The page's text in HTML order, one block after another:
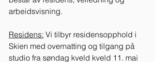
arbeidsvisning.
Residens: Vi tilbyr residensopphold i
Skien med overnatting og tilgang på
studio fra søndag kveld kveld 11. mai